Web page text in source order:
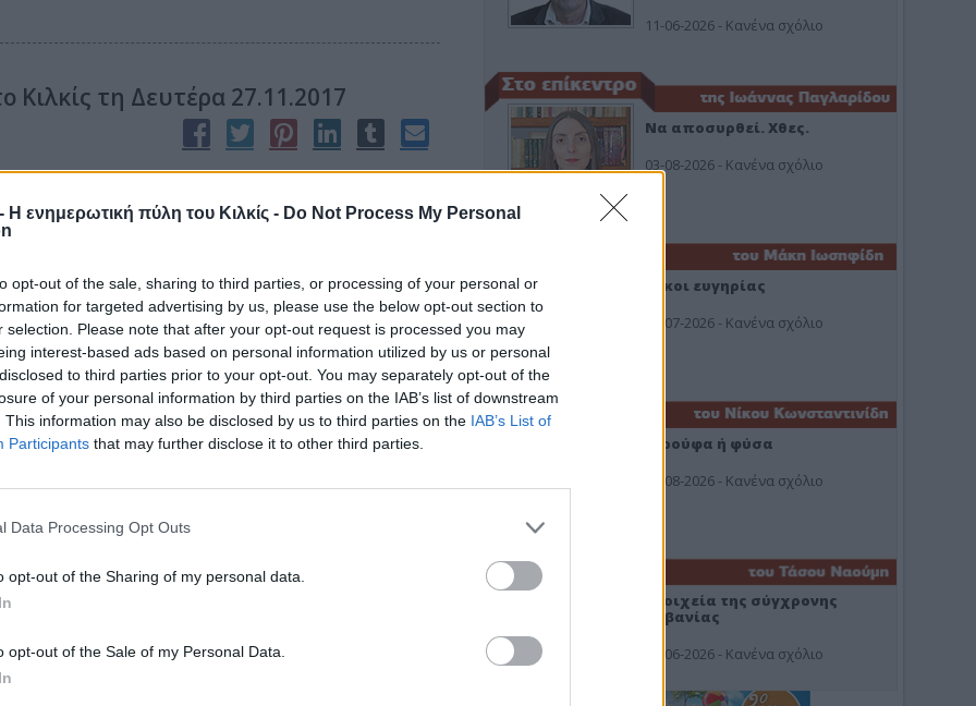
Η ενημερωτική πύλη του Κιλκίς - Do Not Process My Personal
opt-out of the sale, sharing to third parties, or processing of your personal or
for targeted advertising by us, please use the below opt-out section to
selection. Please note that after your opt-out request is processed you may
interest-based ads based on personal information utilized by us or personal
to third parties prior to your opt-out. You may separately opt-out of the
of your personal information by third parties on the IAB’s list of downstream
This information may also be disclosed by us to third parties on the IAB’s List of
Participants that may further disclose it to other third parties.
Data Processing Opt Outs
opt-out of the Sharing of my personal data.
opt-out of the Sale of my Personal Data.
Κιλκίς τη Δευτέρα 27.11.2017
Κιλκισίου και Αγίου Αθανασίου με ιδιαίτερη χαρά ανακοινώνει
χριστιανούς της Μητροπολιτικής μας επαρχίας πως φέτος στο
Ιερομαρτύρων πολιούχων Κιλκίς θα έχουμε την ιδιαίτερη
να προσκυνήσουμε την Ιερά Εικόνα της Παναγίας Σουμελά
Μονής της στην Καστανιά Ημαθίας μετά από αίτημα του
μας κ. Εμμανουήλ και έγκριση του Σεβασμιωτάτου
και του Δ.Σ. του Ιδρύματος “ΠΑΝΑΓΊΑ ΣΟΥΜΕΛΑ”.
στο Κιλκίς
στους ευσεβείς Χριστιανούς της πόλεως του
των Παμμεγίστων Ταξιαρχών και του
δίπλα στο Γηροκομείο Κιλκίς.
11-06-2026 - Κανένα σχόλιο
Να αποσυρθεί. Χθες.
03-08-2026 - Κανένα σχόλιο
Οίκοι ευγηρίας
24-07-2026 - Κανένα σχόλιο
Ή ρούφα ή φύσα
03-08-2026 - Κανένα σχόλιο
Στοιχεία της σύγχρονης
Αλβανίας
19-06-2026 - Κανένα σχόλιο